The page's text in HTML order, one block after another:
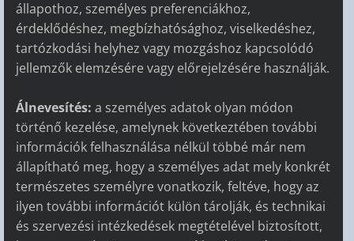
állapothoz, személyes preferenciákhoz,
érdeklődéshez, megbízhatósághoz, viselkedéshez,
tartózkodási helyhez vagy mozgáshoz kapcsolódó
jellemzők elemzésére vagy előrejelzésére használják.
Álnevesítés: a személyes adatok olyan módon
történő kezelése, amelynek következtében további
információk felhasználása nélkül többé már nem
állapítható meg, hogy a személyes adat mely konkrét
természetes személyre vonatkozik, feltéve, hogy az
ilyen további információt külön tárolják, és technikai
és szervezési intézkedések megtételével biztosított,